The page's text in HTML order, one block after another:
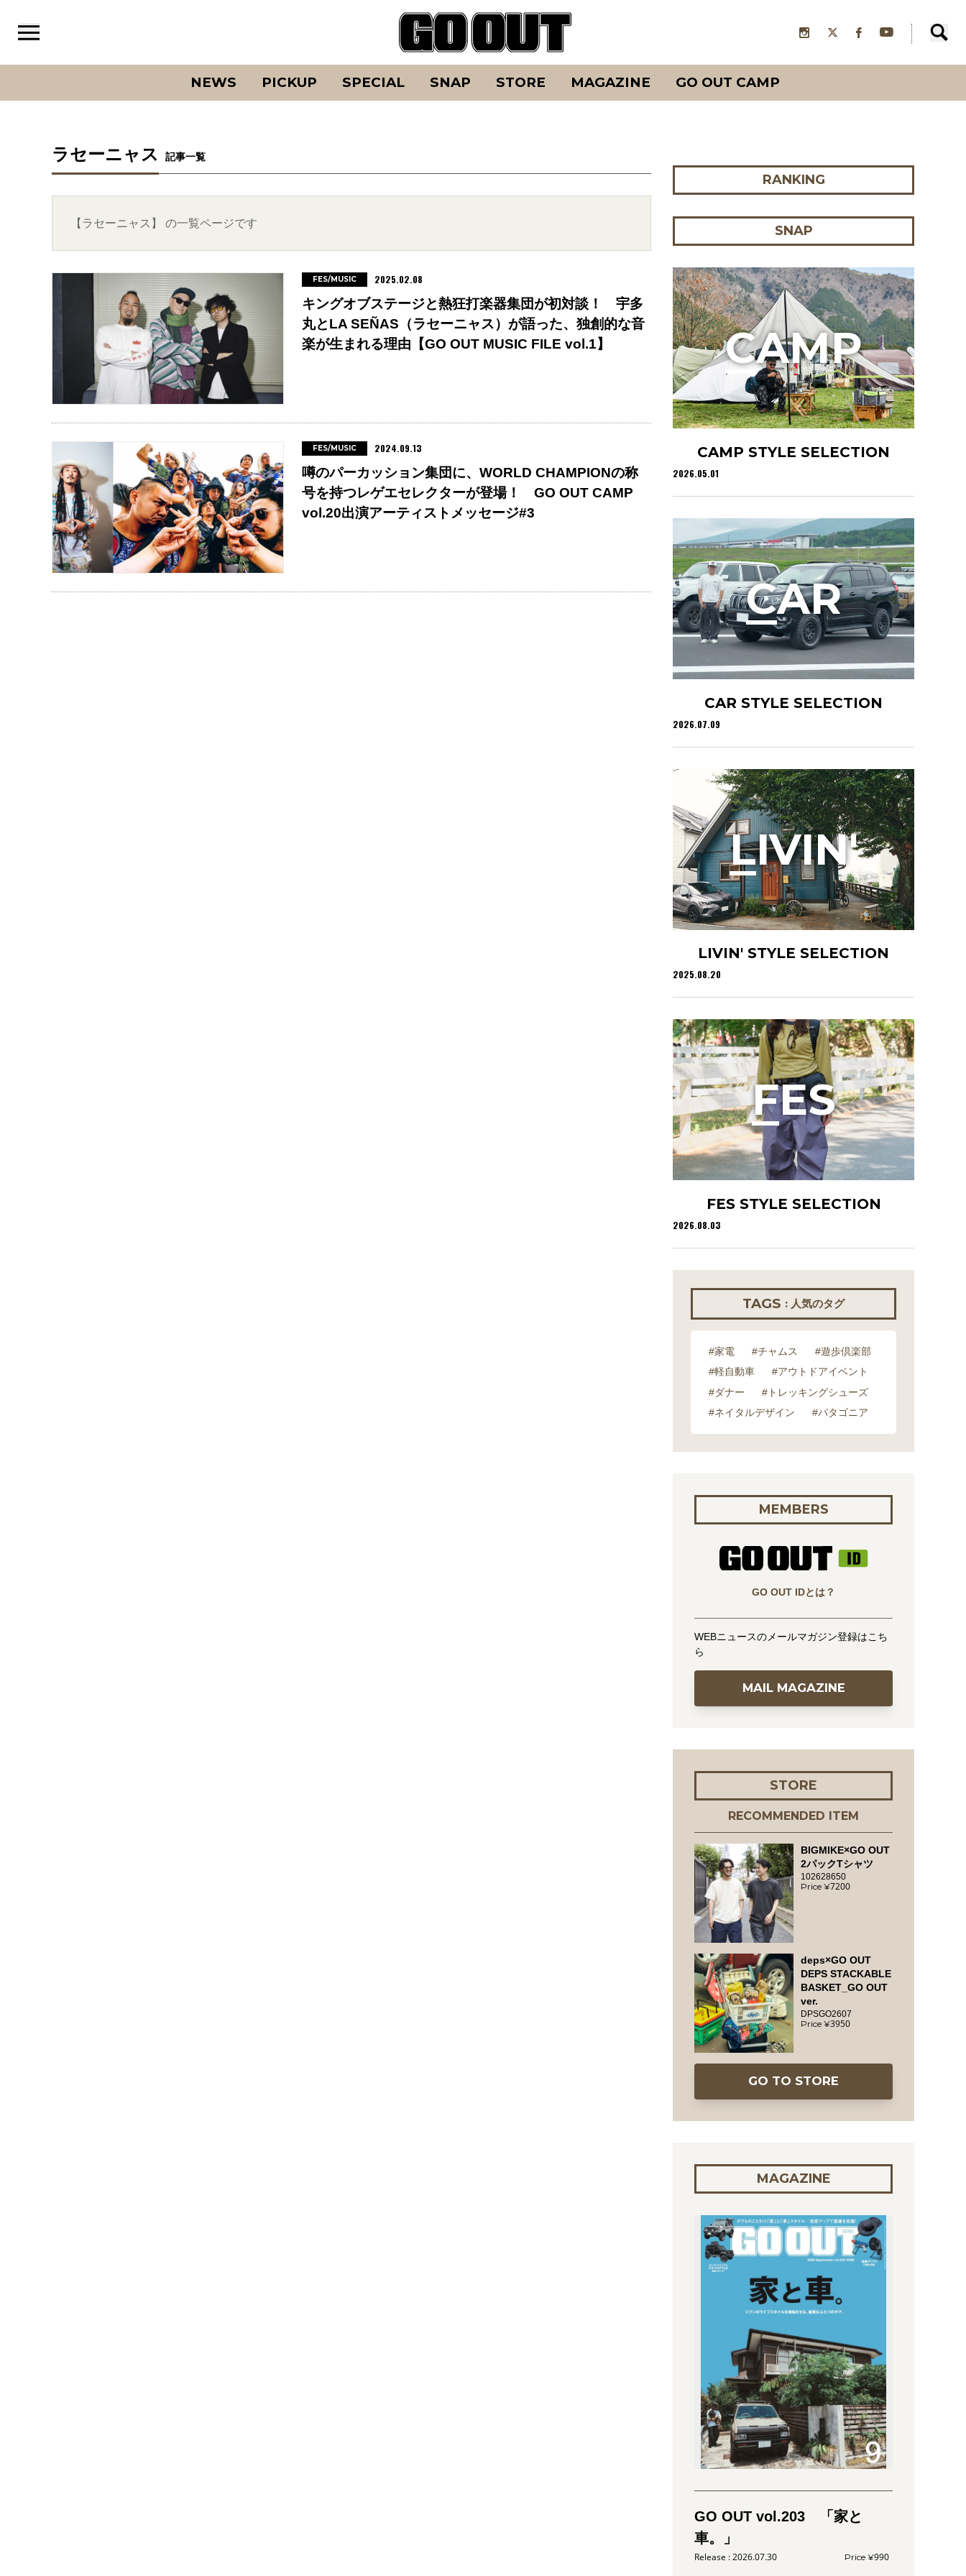
NEWS PICKUP SPECIAL SNAP STORE MAGAZINE GO OUT CAMP
ラセーニャス 記事一覧
【ラセーニャス】 の一覧ページです
キングオブステージと熱狂打楽器集団が初対談！ 宇多
丸とLA SEÑAS（ラセーニャス）が語った、独創的な音
楽が生まれる理由【GO OUT MUSIC FILE vol.1】
FES/MUSIC 2025.02.08
噂のパーカッション集団に、WORLD CHAMPIONの称
号を持つレゲエセレクターが登場！ GO OUT CAMP
vol.20出演アーティストメッセージ#3
FES/MUSIC 2024.09.13
RANKING
SNAP
CAMP STYLE SELECTION
2026.05.01
CAMP
CAR STYLE SELECTION
2026.07.09
CAR
LIVIN' STYLE SELECTION
2025.08.20
LIVIN'
FES STYLE SELECTION
2026.08.03
FES
TAGS : 人気のタグ
#家電 #チャムス
#遊歩倶楽部
#軽自動車
#アウトドアイベント
#ダナー
#トレッキングシューズ
#ネイタルデザイン
#パタゴニア
MEMBERS
GO OUT IDとは？
WEBニュースのメールマガジン登録はこち
ら
MAIL MAGAZINE
STORE
RECOMMENDED ITEM
BIGMIKE×GO OUT
2パックTシャツ
102628650
7200
deps×GO OUT
DEPS STACKABLE
BASKET_GO OUT
ver.
DPSGO2607
3950
GO TO STORE
MAGAZINE
GO OUT vol.203 「家と
車。」
2026.07.30 990